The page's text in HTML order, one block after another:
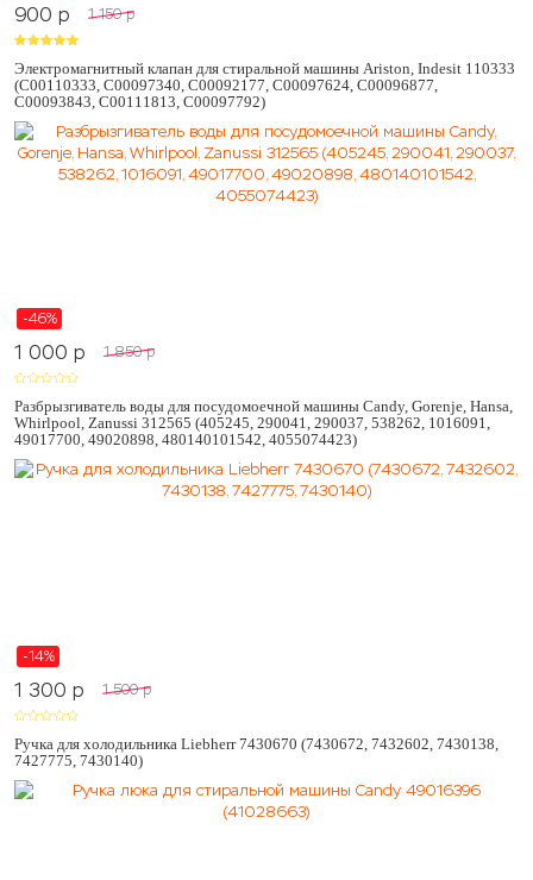
900 p 1 150 p
Электромагнитный клапан для стиральной машины Ariston, Indesit 110333
(C00110333, C00097340, C00092177, C00097624, C00096877,
C00093843, C00111813, C00097792)
-46%
1 000 p 1 850 p
Разбрызгиватель воды для посудомоечной машины Candy, Gorenje, Hansa,
Whirlpool, Zanussi 312565 (405245, 290041, 290037, 538262, 1016091,
49017700, 49020898, 480140101542, 4055074423)
-14%
1 300 p 1 500 p
Ручка для холодильника Liebherr 7430670 (7430672, 7432602, 7430138,
7427775, 7430140)